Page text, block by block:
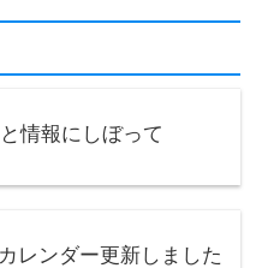
情報にしぼって
レンダー更新しました